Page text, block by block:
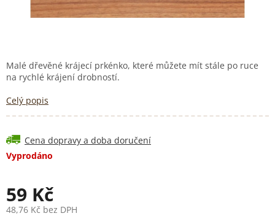
Malé dřevěné krájecí prkénko, které můžete mít stále po ruce
na rychlé krájení drobností.
Celý popis
Vyprodáno
Cena dopravy a doba doručení
59 Kč
48,76 Kč bez DPH